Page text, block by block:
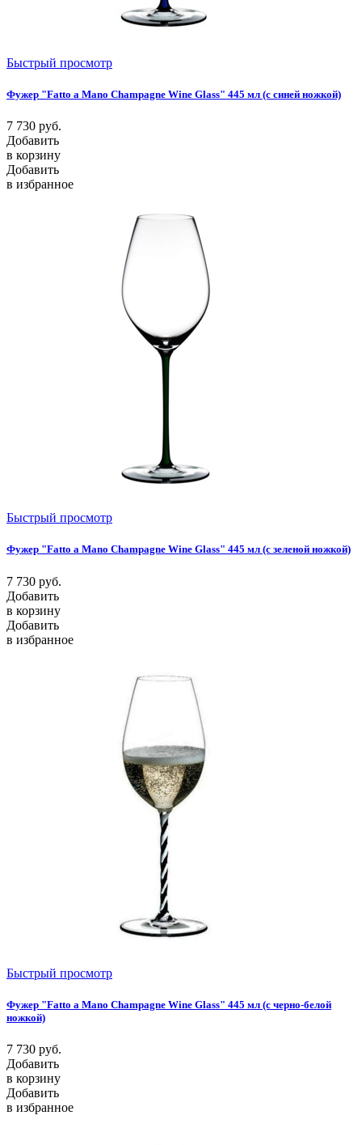
Быстрый просмотр
Фужер "Fatto a Mano Champagne Wine Glass" 445 мл (с синей ножкой)
7 730 руб.
Добавить
в корзину
Добавить
в избранное
Быстрый просмотр
Фужер "Fatto a Mano Champagne Wine Glass" 445 мл (с зеленой ножкой)
7 730 руб.
Добавить
в корзину
Добавить
в избранное
Быстрый просмотр
Фужер "Fatto a Mano Champagne Wine Glass" 445 мл (с черно-белой
ножкой)
7 730 руб.
Добавить
в корзину
Добавить
в избранное